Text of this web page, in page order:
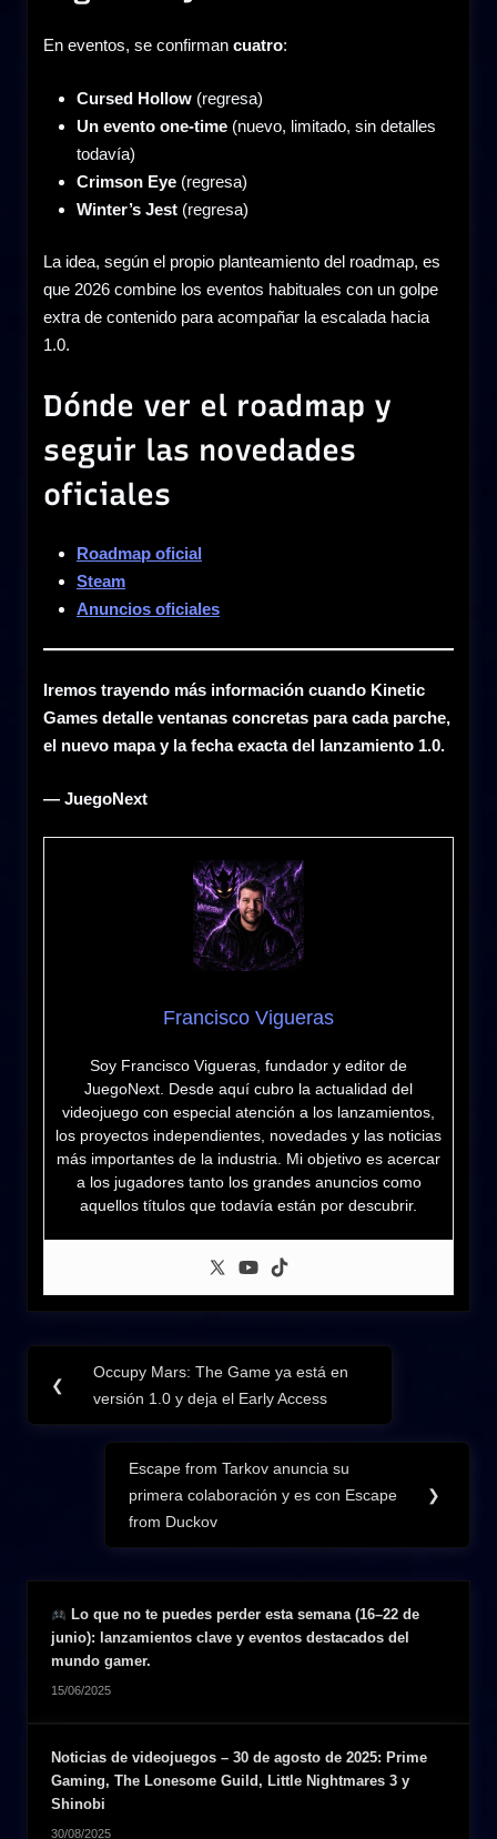
En eventos, se confirman cuatro:
Cursed Hollow (regresa)
Un evento one-time (nuevo, limitado, sin detalles
todavía)
Crimson Eye (regresa)
Winter’s Jest (regresa)
La idea, según el propio planteamiento del roadmap, es
que 2026 combine los eventos habituales con un golpe
extra de contenido para acompañar la escalada hacia
1.0.
Dónde ver el roadmap y
seguir las novedades
oficiales
Roadmap oficial
Steam
Anuncios oficiales
Iremos trayendo más información cuando Kinetic
Games detalle ventanas concretas para cada parche,
el nuevo mapa y la fecha exacta del lanzamiento 1.0.
— JuegoNext
Francisco Vigueras
Soy Francisco Vigueras, fundador y editor de
JuegoNext. Desde aquí cubro la actualidad del
videojuego con especial atención a los lanzamientos,
los proyectos independientes, novedades y las noticias
más importantes de la industria. Mi objetivo es acercar
a los jugadores tanto los grandes anuncios como
aquellos títulos que todavía están por descubrir.
Navegación
de
entradas
❮
Previous
Post:
Occupy Mars: The Game ya está en
versión 1.0 y deja el Early Access
Next
Post:
Escape from Tarkov anuncia su
primera colaboración y es con Escape
from Duckov
❯
Lo que no te puedes perder esta semana (16–22 de
junio): lanzamientos clave y eventos destacados del
mundo gamer.
15/06/2025
Noticias de videojuegos – 30 de agosto de 2025: Prime
Gaming, The Lonesome Guild, Little Nightmares 3 y
Shinobi
30/08/2025